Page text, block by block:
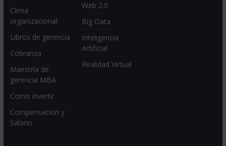
Clima
organizacional
Libros de gerencia
Cobranza
Maestría de
gerencia MBA
Como invertir
Compensacion y
Salario
Web 2.0
Big Data
Inteligencia
Artificial
Realidad Virtual